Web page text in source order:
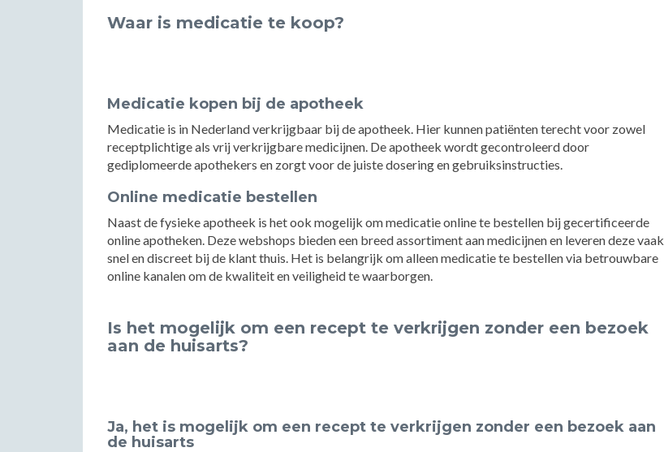
Waar is medicatie te koop?
Medicatie kopen bij de apotheek
Medicatie is in Nederland verkrijgbaar bij de apotheek. Hier kunnen patiënten terecht voor zowel
receptplichtige als vrij verkrijgbare medicijnen. De apotheek wordt gecontroleerd door
gediplomeerde apothekers en zorgt voor de juiste dosering en gebruiksinstructies.
Online medicatie bestellen
Naast de fysieke apotheek is het ook mogelijk om medicatie online te bestellen bij gecertificeerde
online apotheken. Deze webshops bieden een breed assortiment aan medicijnen en leveren deze vaak
snel en discreet bij de klant thuis. Het is belangrijk om alleen medicatie te bestellen via betrouwbare
online kanalen om de kwaliteit en veiligheid te waarborgen.
Is het mogelijk om een recept te verkrijgen zonder een bezoek
aan de huisarts?
Ja, het is mogelijk om een recept te verkrijgen zonder een bezoek aan
de huisarts